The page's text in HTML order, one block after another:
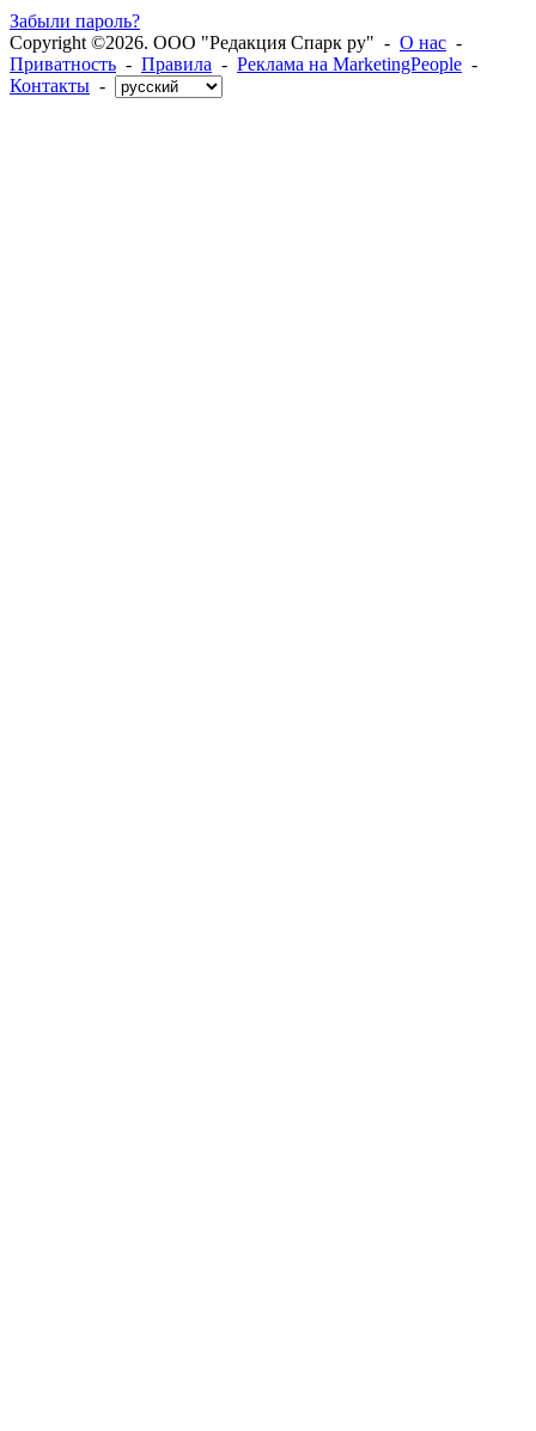
Забыли пароль?
Copyright ©2026. ООО "Редакция Спарк ру" - О нас -
Приватность - Правила - Реклама на MarketingPeople -
Контакты -